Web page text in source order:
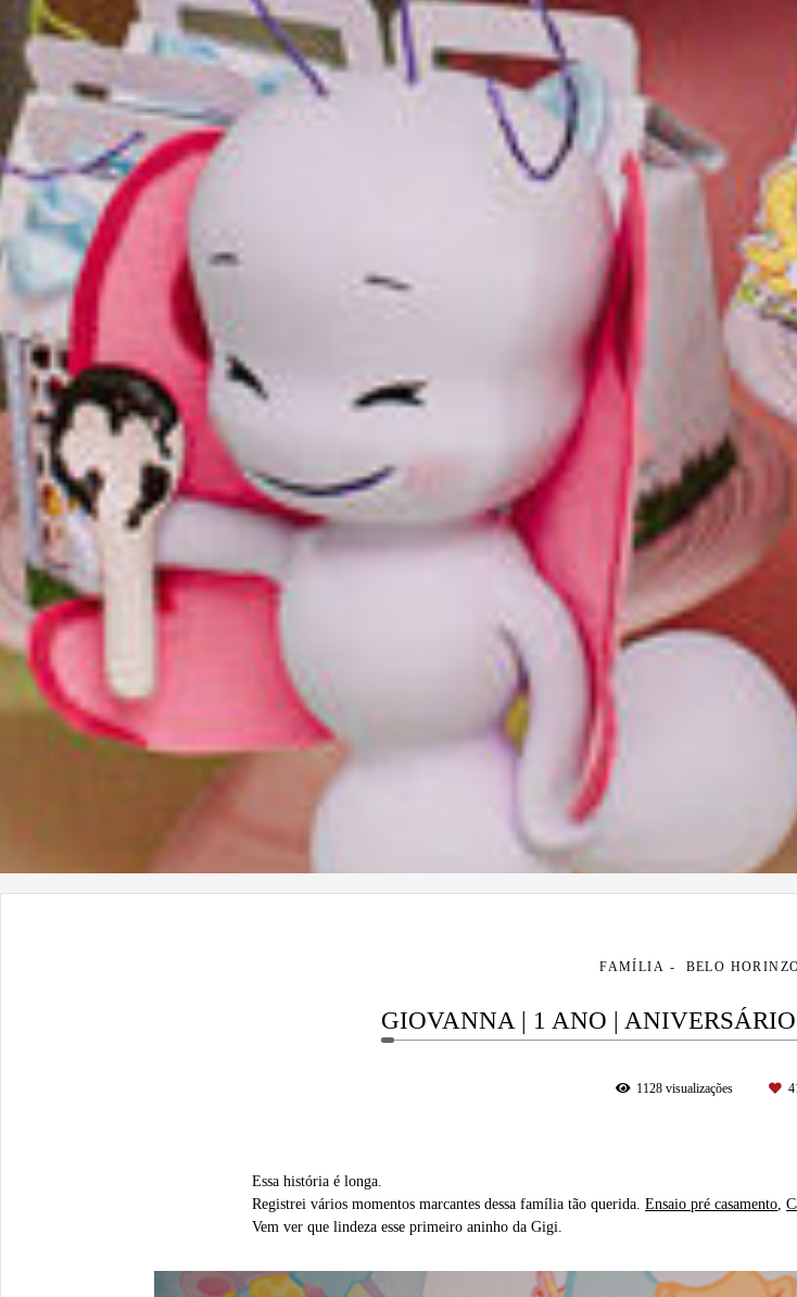
FAMÍLIA BELO
GIOVANNA | 1 ANO |
1128visualizações
Essa história é longa.
Registrei vários momentos marcantes dessa família tão querida. Ensaio pré casamento,
Vem ver que lindeza esse primeiro aninho da Gigi.